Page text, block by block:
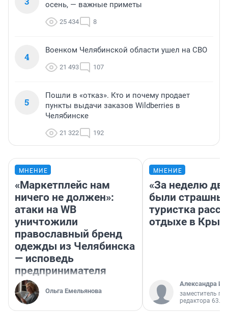
осень, — важные приметы
25 434 8
4
Военком Челябинской области ушел на СВО
21 493 107
5
Пошли в «отказ». Кто и почему продает
пункты выдачи заказов Wildberries в
Челябинске
21 322 192
МНЕНИЕ
«Маркетплейс нам
ничего не должен»:
атаки на WB
уничтожили
православный бренд
одежды из Челябинска
— исповедь
предпринимателя
Ольга Емельянова
МНЕНИЕ
«За неделю
были
туристка
отдыхе в
Александра
заместитель
редактора 63.RU